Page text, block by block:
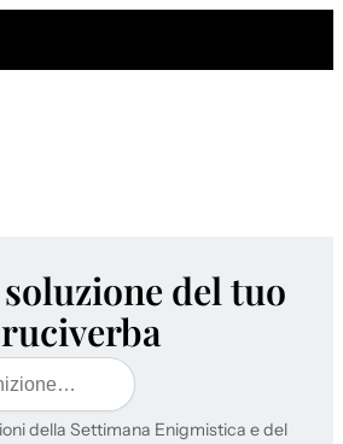
del tuo
della Settimana Enigmistica e del